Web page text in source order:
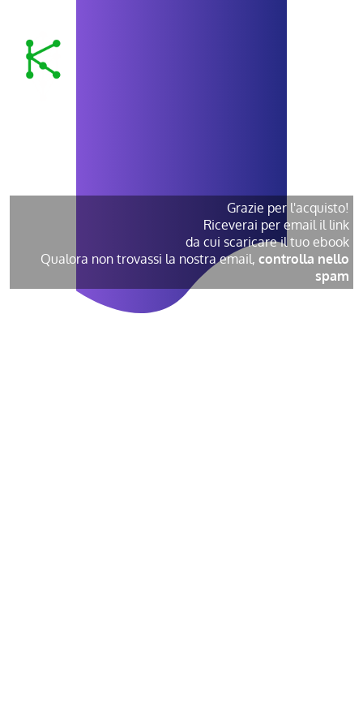
Grazie per l'acquisto!
Riceverai per email il link
da cui scaricare il tuo ebook
Qualora non trovassi la nostra email, controlla nello
spam